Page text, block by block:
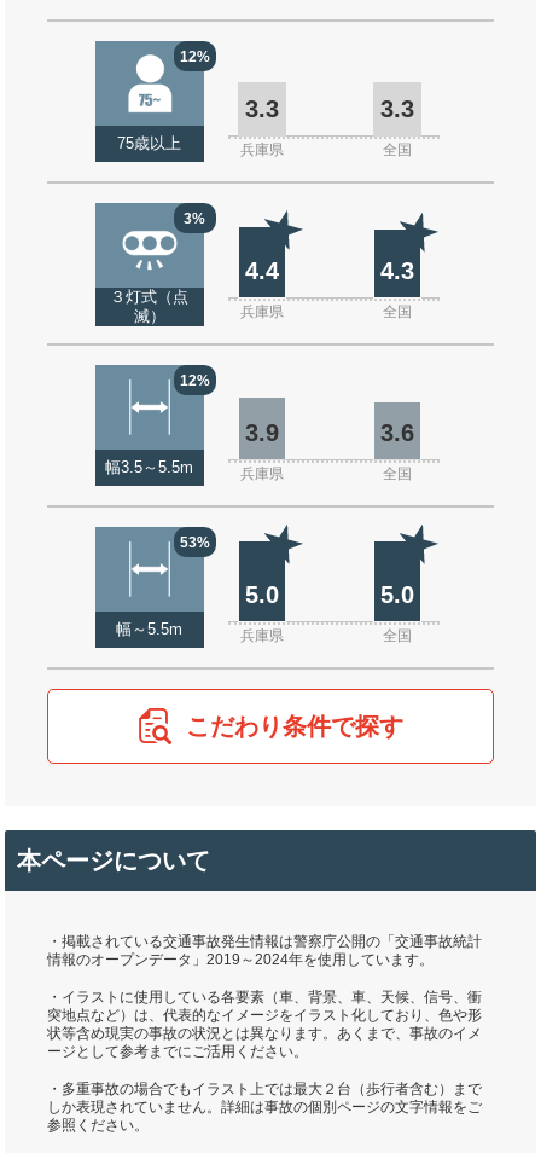
12%
75歳以上
3.3 3.3
兵庫県 全国
3%
３灯式（点
滅）
4.4 4.3
兵庫県 全国
12%
幅3.5～5.5m
3.9 3.6
兵庫県 全国
53%
幅～5.5m
5.0 5.0
兵庫県 全国
こだわり条件で探す
本ページについて
・掲載されている交通事故発生情報は警察庁公開の「交通事故統計
情報のオープンデータ」2019～2024年を使用しています。
・イラストに使用している各要素（車、背景、車、天候、信号、衝
突地点など）は、代表的なイメージをイラスト化しており、色や形
状等含め現実の事故の状況とは異なります。あくまで、事故のイメ
ージとして参考までにご活用ください。
・多重事故の場合でもイラスト上では最大２台（歩行者含む）まで
しか表現されていません。詳細は事故の個別ページの文字情報をご
参照ください。